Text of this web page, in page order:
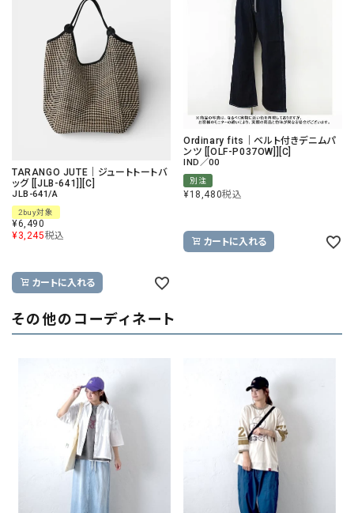
TARANGO JUTE｜ジュートトートバ
ッグ [[JLB-641]][C]
JLB-641/A
2buy対象
¥6,490
¥3,245税込
カートに入れる
Ordinary fits｜ベルト付きデニムパ
ンツ [[OLF-P037OW]][C]
IND／00
別注
¥18,480税込
カートに入れる
その他のコーディネート